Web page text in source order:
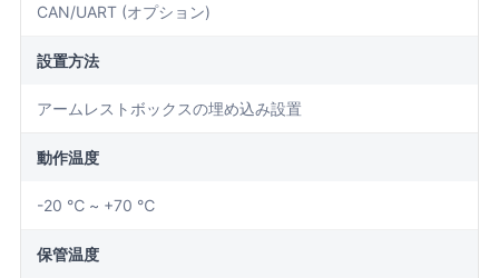
CAN/UART (オプション)
設置方法
アームレストボックスの埋め込み設置
動作温度
-20 ℃ ~ +70 ℃
保管温度